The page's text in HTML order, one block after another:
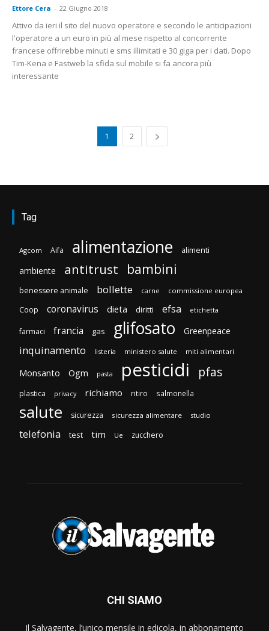
Ettore Cera - 22 Giugno 2018
Attivo da ieri il sito del nuovo operatore e secondo le anticipazioni
l'operatore a un euro in più al mese rispetto al concorrente
francese offrirebbe minuti e sms illimitati e 30 giga per i dati. Dopo
Tim-Kena e Fastweb la sfida sul mobile si fa ancora più
interessante
1 2
Tag
Agcom Aifa alimentazione alimenti
ambiente antitrust bambini
benessere animale bollette carne commissione europea
Coop coronavirus dieta diritti efsa etichetta
farmaci francia gas glifosato Greenpeace
inquinamento listeria ministero salute miti alimentari
Monsanto Ogm pasta pesticidi pfas
plastica privacy richiamo ritiro salmonella
salute sicurezza sicurezza alimentare studio
telefonia test tim Ue zucchero
CHI SIAMO
Il Salvagente, l’unico mensile in edicola, in abbonamento